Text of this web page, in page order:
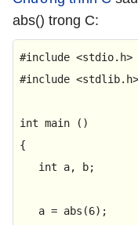
abs() trong C:
#include <stdio.h>
#include <stdlib.h>
int main
()
{
int a, b;
   a =
abs (6);